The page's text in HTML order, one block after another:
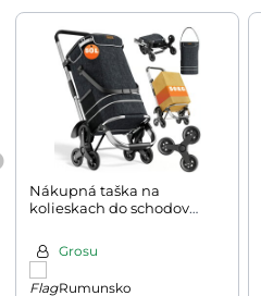
Nákupná taška na
kolieskach do schodov
Grosu
Rumunsko